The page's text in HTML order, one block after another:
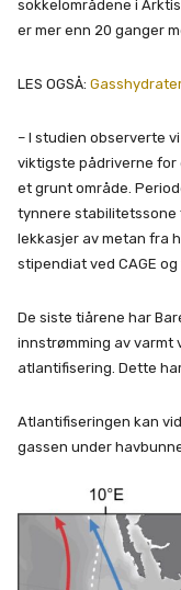
sokkelområdene i
er mer enn 20 ganger
LES OGSÅ:
– I studien observerte
viktigste pådriverne
et grunt område.
tynnere stabilitetssone
lekkasjer av metan fra
stipendiat ved CAGE
De siste tiårene har
innstrømming av varmt
atlantifisering. Dette
Atlantifiseringen kan
gassen under